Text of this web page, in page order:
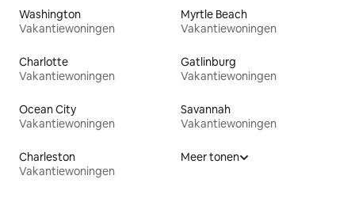
Washington
Vakantiewoningen
Myrtle Beach
Vakantiewoningen
Charlotte
Vakantiewoningen
Gatlinburg
Vakantiewoningen
Ocean City
Vakantiewoningen
Savannah
Vakantiewoningen
Charleston
Vakantiewoningen
Meer tonen